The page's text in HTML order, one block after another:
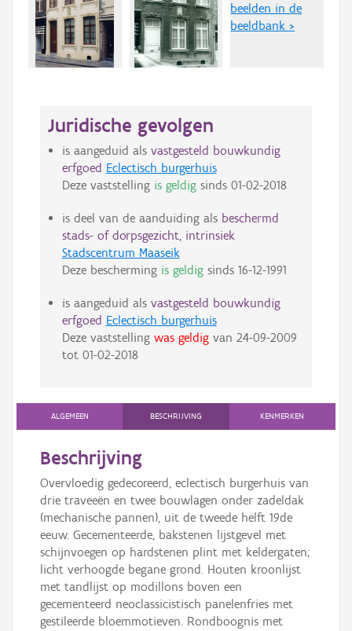
beelden in de
beeldbank >
Juridische gevolgen
is aangeduid als vastgesteld bouwkundig
erfgoed Eclectisch burgerhuis
Deze vaststelling is geldigsinds 01-02-2018
is deel van de aanduiding als beschermd
stads- of dorpsgezicht, intrinsiek
Stadscentrum Maaseik
Deze bescherming is geldigsinds 16-12-1991
is aangeduid als vastgesteld bouwkundig
erfgoed Eclectisch burgerhuis
Deze vaststelling was geldigvan 24-09-2009
tot 01-02-2018
ALGEMEEN BESCHRIJVING KENMERKEN
Beschrijving
Overvloedig gedecoreerd, eclectisch burgerhuis van
drie traveeën en twee bouwlagen onder zadeldak
(mechanische pannen), uit de tweede helft 19de
eeuw. Gecementeerde, bakstenen lijstgevel met
schijnvoegen op hardstenen plint met keldergaten;
licht verhoogde begane grond. Houten kroonlijst
met tandlijst op modillons boven een
gecementeerd neoclassicistisch panelenfries met
gestileerde bloemmotieven. Rondboognis met